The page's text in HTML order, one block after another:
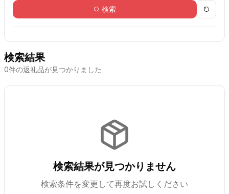
検索
検索結果
0件の返礼品が見つかりました
検索結果が見つかりません
検索条件を変更して再度お試しください